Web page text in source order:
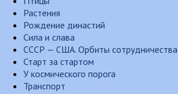
Растения
Рождение династий
Сила и слава
СССР — США. Орбиты сотрудничества
Старт за стартом
У космического порога
Транспорт